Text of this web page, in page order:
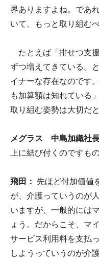
界ありますよね。であ
いて、もっと取り組む
たとえば「排せつ支
ずつ増えてきている。
イナーな存在なのです
も加算額は知れている
取り組む姿勢は大切だ
メグラス 中島加織社長
上に結び付くのですもの
飛田： 先ほど付加価値
が、介護っていうのが
いますが、一般的には
ょう。だからこそ、マ
サービス利用料を支払
しようっていうのが介